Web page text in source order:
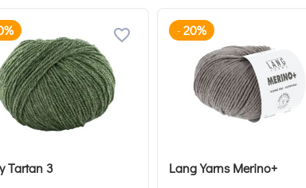
Tartan 3
- 20%
Lang Yarns Merino+